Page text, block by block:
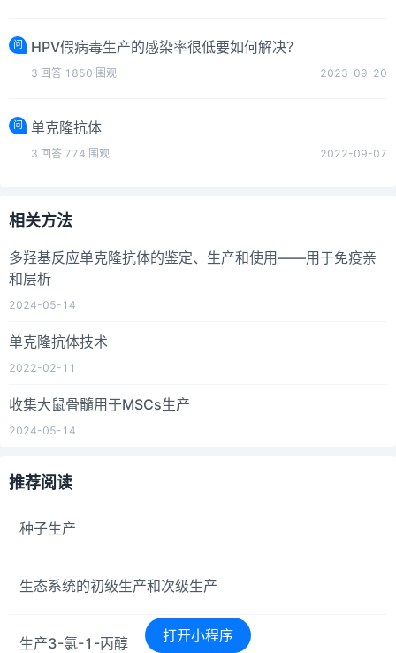
问 HPV假病毒生产的感染率很低要如何解决？
3 回答 1850 围观 2023-09-20
问 单克隆抗体
3 回答 774 围观 2022-09-07
相关方法
多羟基反应单克隆抗体的鉴定、生产和使用——用于免疫亲
和层析
2024-05-14
单克隆抗体技术
2022-02-11
收集大鼠骨髓用于MSCs生产
2024-05-14
推荐阅读
种子生产
生态系统的初级生产和次级生产
生产3-氯-1-丙醇 打开小程序